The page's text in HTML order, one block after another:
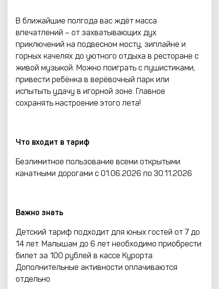
В ближайшие полгода вас ждёт масса
впечатлений – от захватывающих дух
приключений на подвесном мосту, зиплайне и
горных качелях до уютного отдыха в ресторане с
живой музыкой. Можно поиграть с пушистиками,
привести ребёнка в верёвочный парк или
испытыть удачу в игорной зоне. Главное
сохранять настроение этого лета!
Что входит в тариф
Безлимитное пользование всеми открытыми
канатными дорогами с 01.06.2026 по 30.11.2026
Важно знать
Детский тариф подходит для юных гостей от 7 до
14 лет. Малышам до 6 лет необходимо приобрести
билет за 100 рублей в кассе Курорта.
Дополнительные активности оплачиваются
отдельно